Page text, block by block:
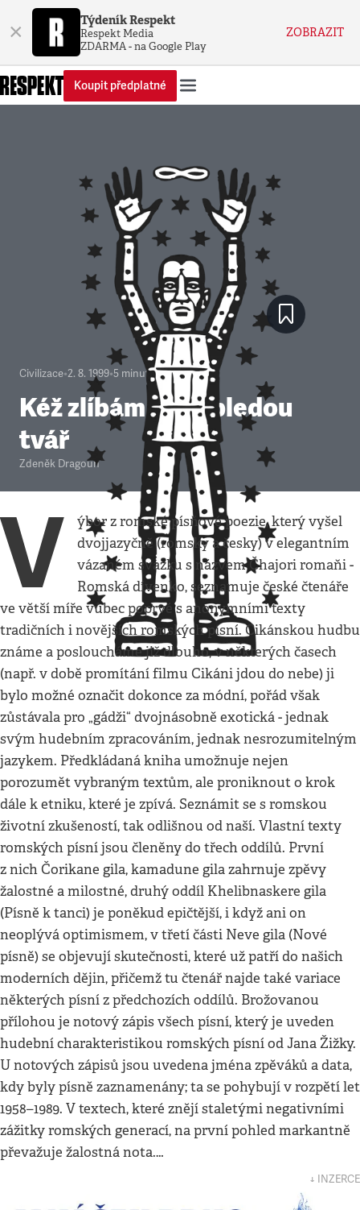
× Týdeník Respekt
Respekt Media
ZDARMA - na Google Play
ZOBRAZIT
Koupit předplatné
Civilizace•2. 8. 1999•5 minut
Kéž zlíbám tvou bledou
tvář
Zdeněk Dragoun
V
ýbor z romské písňové poezie, který vyšel
dvojjazyčně (romsky a česky) v elegantním
vázaném svazku s názvem Čhajori romaňi -
Romská dívenko, seznamuje české čtenáře
ve větší míře vůbec poprvé s anonymními texty
tradičních i novějších romských písní. Cikánskou hudbu
známe a posloucháme již dlouho, v některých časech
(např. v době promítání filmu Cikáni jdou do nebe) ji
bylo možné označit dokonce za módní, pořád však
zůstávala pro „gádži“ dvojnásobně exotická - jednak
svým hudebním zpracováním, jednak nesrozumitelným
jazykem. Předkládaná kniha umožnuje nejen
porozumět vybraným textům, ale proniknout o krok
dále k etniku, které je zpívá. Seznámit se s romskou
životní zkušeností, tak odlišnou od naší. Vlastní texty
romských písní jsou členěny do třech oddílů. První
z nich Čorikane gila, kamadune gila zahrnuje zpěvy
žalostné a milostné, druhý oddíl Khelibnaskere gila
(Písně k tanci) je poněkud epičtější, i když ani on
neoplývá optimismem, v třetí části Neve gila (Nové
písně) se objevují skutečnosti, které už patří do našich
moderních dějin, přičemž tu čtenář najde také variace
některých písní z předchozích oddílů. Brožovanou
přílohou je notový zápis všech písní, který je uveden
hudební charakteristikou romských písní od Jana Žižky.
U notových zápisů jsou uvedena jména zpěváků a data,
kdy byly písně zaznamenány; ta se pohybují v rozpětí let
1958–1989. V textech, které znějí staletými negativními
zážitky romských generací, na první pohled markantně
převažuje žalostná nota.…
↓ INZERCE